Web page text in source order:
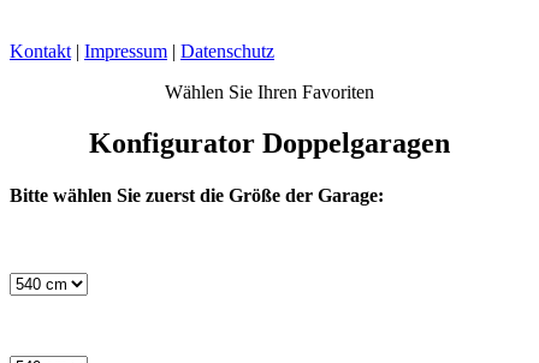
Kontakt | Impressum | Datenschutz
Wählen Sie Ihren Favoriten
Konfigurator Doppelgaragen
Bitte wählen Sie zuerst die Größe der Garage: